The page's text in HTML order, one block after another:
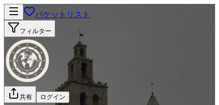
バケットリスト
フィルター
共有 ログイン